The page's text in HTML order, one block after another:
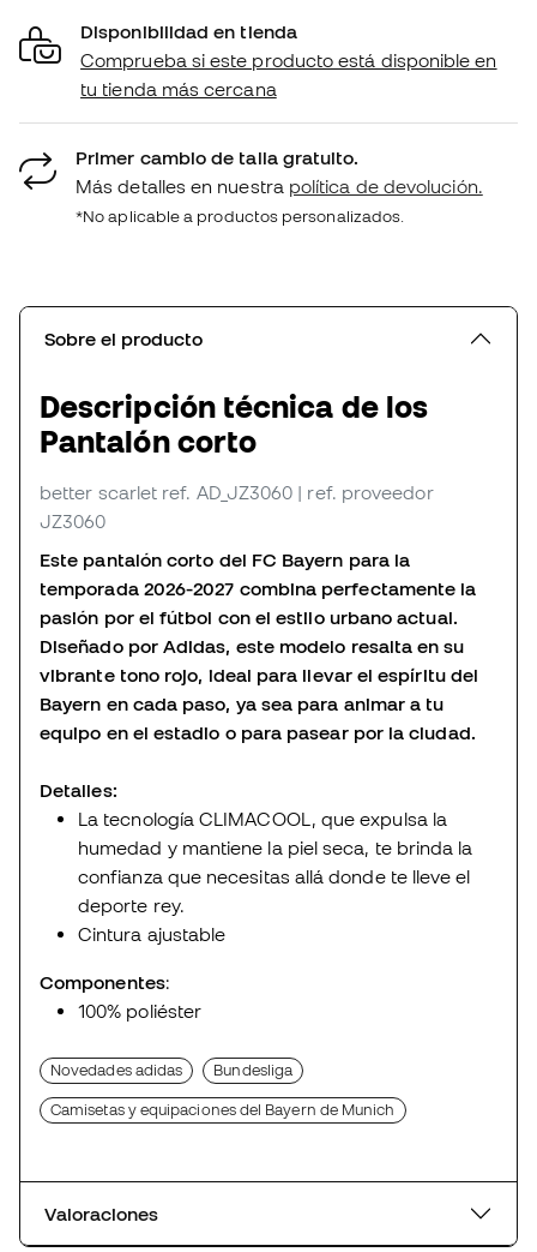
Disponibilidad en tienda
Comprueba si este producto está disponible en
tu tienda más cercana
Primer cambio de talla gratuito.
Más detalles en nuestra política de devolución.
*No aplicable a productos personalizados.
Sobre el producto
Descripción técnica de los
Pantalón corto
better scarlet ref. AD_JZ3060 | ref. proveedor
JZ3060
Este pantalón corto del FC Bayern para la
temporada 2026-2027 combina perfectamente la
pasión por el fútbol con el estilo urbano actual.
Diseñado por Adidas, este modelo resalta en su
vibrante tono rojo, ideal para llevar el espíritu del
Bayern en cada paso, ya sea para animar a tu
equipo en el estadio o para pasear por la ciudad.
Detalles:
La tecnología CLIMACOOL, que expulsa la
humedad y mantiene la piel seca, te brinda la
confianza que necesitas allá donde te lleve el
deporte rey.
Cintura ajustable
Componentes:
100% poliéster
Novedades adidas Bundesliga
Camisetas y equipaciones del Bayern de Munich
Valoraciones